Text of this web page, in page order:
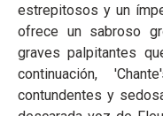
estrepitosos y un
ofrece un sabroso
graves palpitantes
continuación,
contundentes y